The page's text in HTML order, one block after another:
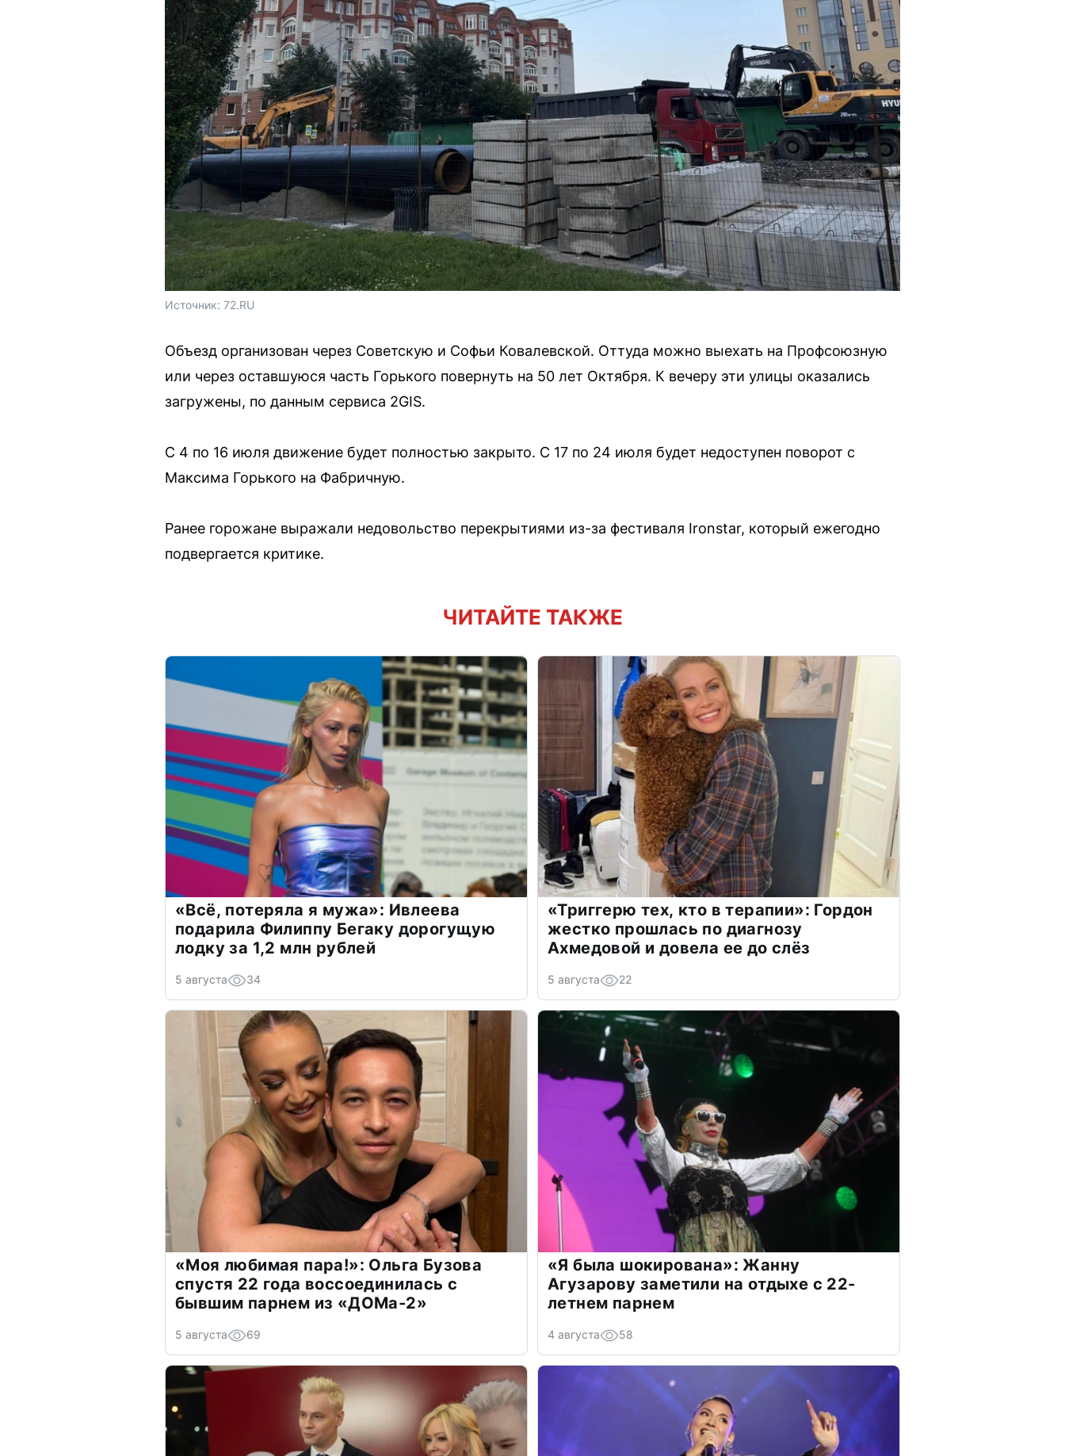
Источник: 72.RU
Объезд организован через Советскую и Софьи Ковалевской. Оттуда можно выехать на Профсоюзную
или через оставшуюся часть Горького повернуть на 50 лет Октября. К вечеру эти улицы оказались
загружены, по данным сервиса 2GIS.
С 4 по 16 июля движение будет полностью закрыто. С 17 по 24 июля будет недоступен поворот с
Максима Горького на Фабричную.
Ранее горожане выражали недовольство перекрытиями из-за фестиваля Ironstar, который ежегодно
подвергается критике.
ЧИТАЙТЕ ТАКЖЕ
«Всё, потеряла я мужа»: Ивлеева
подарила Филиппу Бегаку дорогущую
лодку за 1,2 млн рублей
5 августа 34
«Триггерю тех, кто в терапии»: Гордон
жестко прошлась по диагнозу
Ахмедовой и довела ее до слёз
5 августа 22
«Моя любимая пара!»: Ольга Бузова
спустя 22 года воссоединилась с
бывшим парнем из «ДОМа-2»
5 августа 69
«Я была шокирована»: Жанну
Агузарову заметили на отдыхе с 22-
летнем парнем
4 августа 58